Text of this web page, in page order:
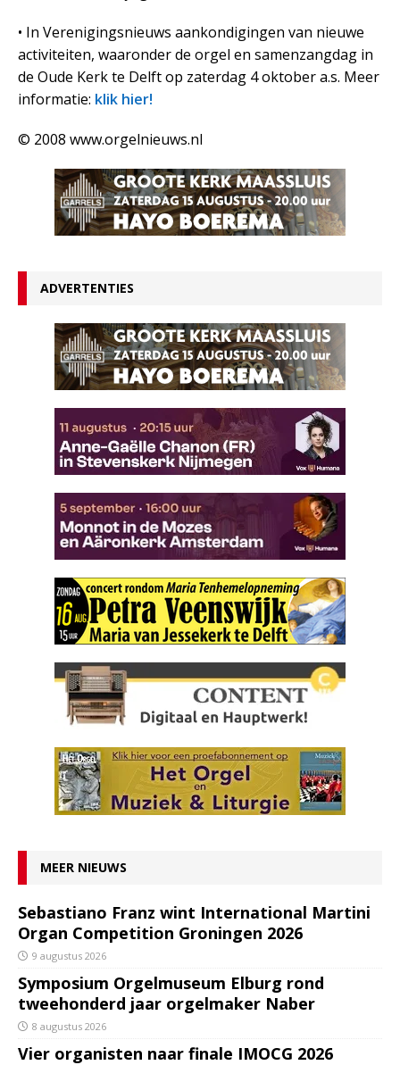
• In Verenigingsnieuws aankondigingen van nieuwe
activiteiten, waaronder de orgel en samenzangdag in
de Oude Kerk te Delft op zaterdag 4 oktober a.s. Meer
informatie: klik hier!
© 2008 www.orgelnieuws.nl
ADVERTENTIES
MEER NIEUWS
Sebastiano Franz wint International Martini
Organ Competition Groningen 2026
9 augustus 2026
Symposium Orgelmuseum Elburg rond
tweehonderd jaar orgelmaker Naber
8 augustus 2026
Vier organisten naar finale IMOCG 2026